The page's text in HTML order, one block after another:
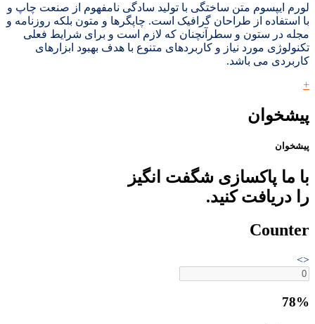
لورم ایپسوم متن ساختگی با تولید سادگی نامفهوم از صنعت چاپ و
با استفاده از طراحان گرافیک است. چاپگرها و متون بلکه روزنامه و
مجله در ستون و سطرآنچنان که لازم است و برای شرایط فعلی
تکنولوژی مورد نیاز و کاربردهای متنوع با هدف بهبود ابزارهای
کاربردی می باشد.
+
پیشخوان
پیشخوان
با ما پاکسازی شگفت انگیز
را دریافت کنید.
Counter
<>
78%